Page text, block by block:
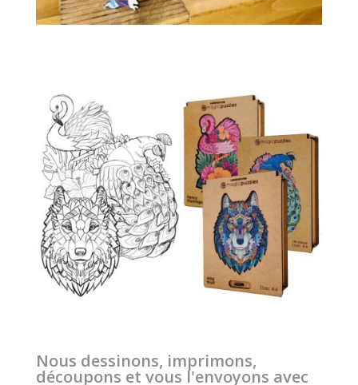
Nous dessinons, imprimons,
découpons et vous l'envoyons avec